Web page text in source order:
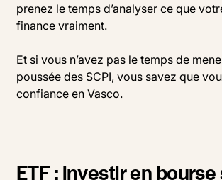
prenez le temps d’analyser ce que
finance vraiment.
Et si vous n’avez pas le temps de
poussée des SCPI, vous savez que
confiance en Vasco.
ETF : investir en bourse